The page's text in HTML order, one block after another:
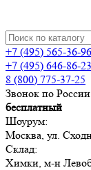
+7 (495) 565-36-96
+7 (495) 646-86-23
8 (800) 775-37-25
Звонок по России
бесплатный
Шоурум:
Москва, ул.
Склад:
Химки, м-н